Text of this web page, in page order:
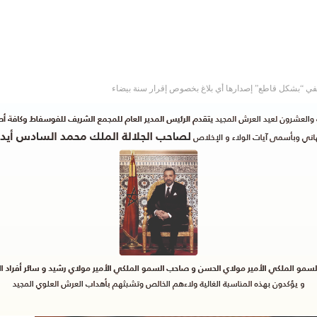
تنفي “بشكل قاطع” إصدارها أي بلاغ بخصوص إقرار سنة بيضاء